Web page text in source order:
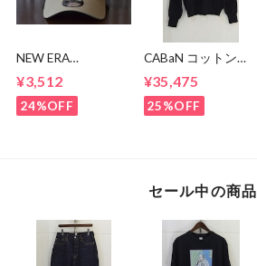
NEW ERA
¥3,512
24%OFF
CABaN コットンカ
ャカードプルオーバ
ー
¥35,475
25%OFF
セール中の商品